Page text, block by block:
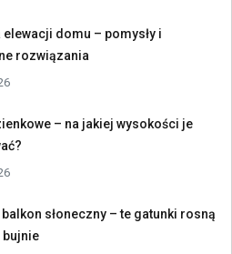
elewacji domu – pomysły i
rozwiązania
– na jakiej wysokości je
balkon słoneczny – te gatunki rosną
bujnie